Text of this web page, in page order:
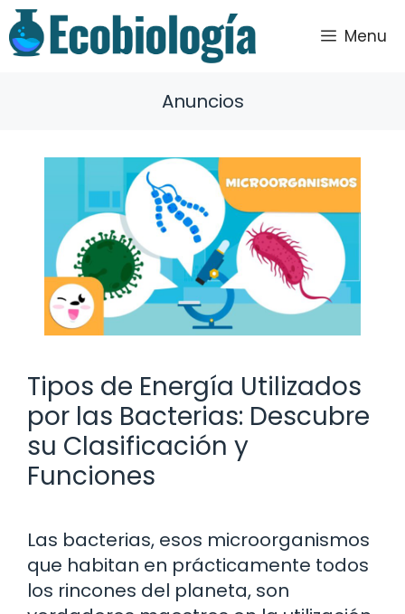
Saltar
al
contenido
Menu
Anuncios
Tipos de Energía Utilizados
por las Bacterias: Descubre
su Clasificación y
Funciones
Las bacterias, esos microorganismos
que habitan en prácticamente todos
los rincones del planeta, son